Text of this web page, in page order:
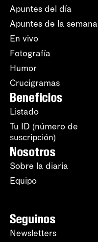
Apuntes del día
Apuntes de la semana
En vivo
Fotografía
Humor
Crucigramas
Beneficios
Listado
Tu ID (número de
suscripción)
Nosotros
Sobre la diaria
Equipo
Seguinos
Newsletters